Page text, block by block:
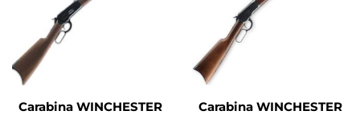
Carabina WINCHESTER
Carabina WINCHESTER